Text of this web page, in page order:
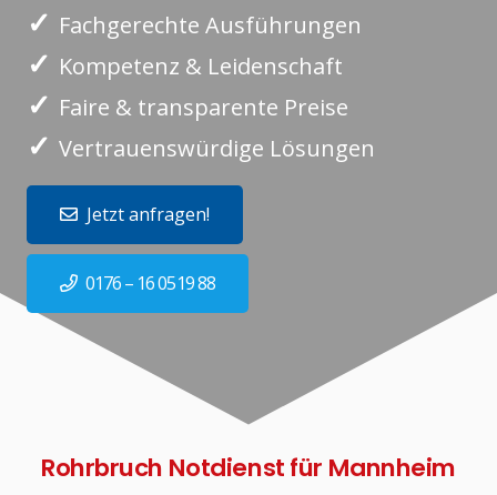
✓ Fachgerechte Ausführungen
✓ Kompetenz & Leidenschaft
✓ Faire & transparente Preise
✓ Vertrauenswürdige Lösungen
Jetzt anfragen!
0176 – 16 0519 88
Rohrbruch Notdienst für Mannheim